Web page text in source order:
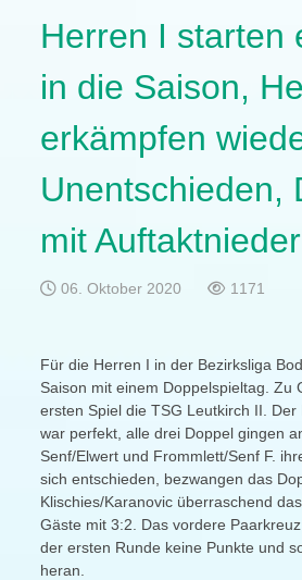
Herren I starten
in die Saison,
erkämpfen
Unentschieden,
mit
06. Oktober 2020 1171
Für die Herren I in der Bezirksliga
Saison mit einem Doppelspieltag. Zu
ersten Spiel die TSG Leutkirch II. Der
war perfekt, alle drei Doppel gingen
Senf/Elwert und Frommlett/Senf F.
sich entschieden, bezwangen das
Klischies/Karanovic überraschend
Gäste mit 3:2. Das vordere
der ersten Runde keine Punkte und
heran.